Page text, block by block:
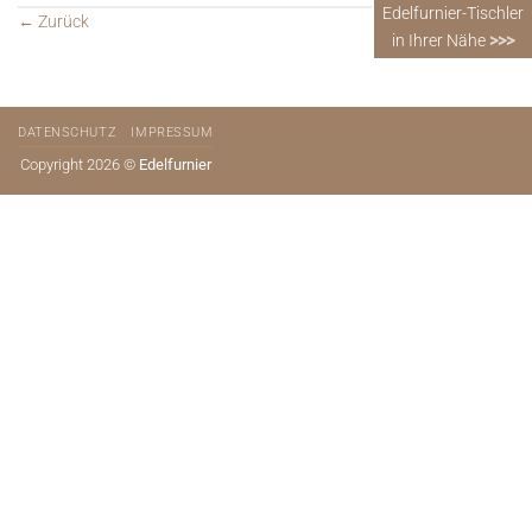
← Zurück
DATENSCHUTZ IMPRESSUM
Copyright 2026 © Edelfurnier
Edelfurnier-Tischler
in Ihrer Nähe >>>